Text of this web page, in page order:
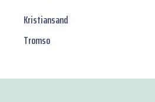
Kristiansand
Tromso